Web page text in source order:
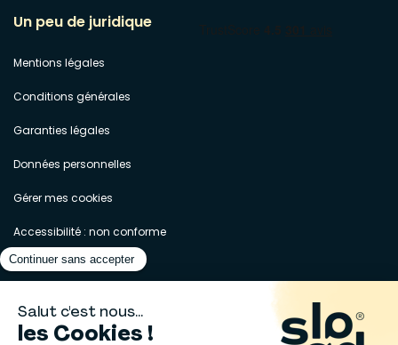
Un peu de juridique
Mentions légales
Conditions générales
Garanties légales
Données personnelles
Gérer mes cookies
Accessibilité : non conforme